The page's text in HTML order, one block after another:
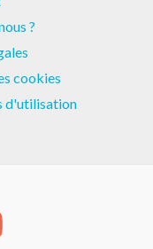
?
cookies
d'utilisation